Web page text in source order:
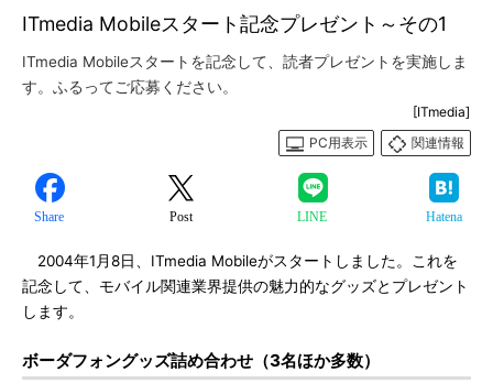
ITmedia Mobileスタート記念プレゼント～その1
ITmedia Mobileスタートを記念して、読者プレゼントを実施しま
す。ふるってご応募ください。
[ITmedia]
PC用表示
関連情報
Share Post LINE Hatena
2004年1月8日、ITmedia Mobileがスタートしました。これを
記念して、モバイル関連業界提供の魅力的なグッズとプレゼント
します。
ボーダフォングッズ詰め合わせ（3名ほか多数）